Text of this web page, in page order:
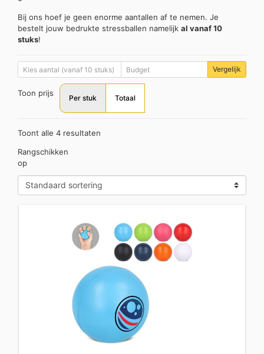
Bij ons hoef je geen enorme aantallen af te nemen. Je
bestelt jouw bedrukte stressballen namelijk al vanaf 10
stuks!
Vergelijk
Toon prijs
Per stuk Totaal
Toont alle 4 resultaten
Rangschikken
op